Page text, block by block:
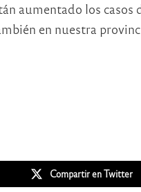
aumentado los casos
en nuestra
Compartir en Twitter